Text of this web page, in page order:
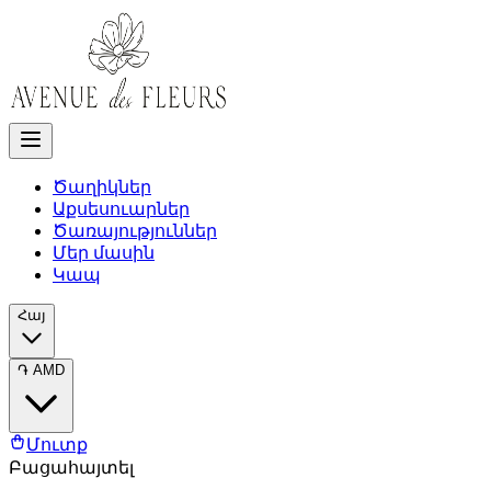
Ծաղիկներ
Աքսեսուարներ
Ծառայություններ
Մեր մասին
Կապ
Հայ
֏ AMD
Մուտք
Բացահայտել